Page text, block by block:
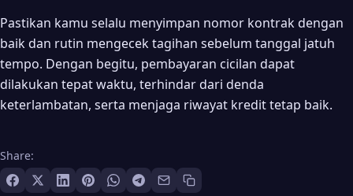
Pastikan kamu selalu menyimpan nomor kontrak dengan
baik dan rutin mengecek tagihan sebelum tanggal jatuh
tempo. Dengan begitu, pembayaran cicilan dapat
dilakukan tepat waktu, terhindar dari denda
keterlambatan, serta menjaga riwayat kredit tetap baik.
Share: